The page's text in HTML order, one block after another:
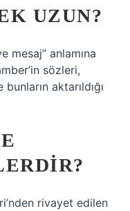
UZUN?
mesaj” anlamına
sözleri,
aktarıldığı
rivayet edilen